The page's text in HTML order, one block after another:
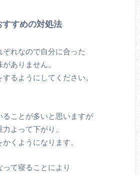
すすめの対処法
れなので自分に合った
ありません。
るようにしてください。
ことが多いと思いますが
よって下がり、
くようになります。
て寝ることにより